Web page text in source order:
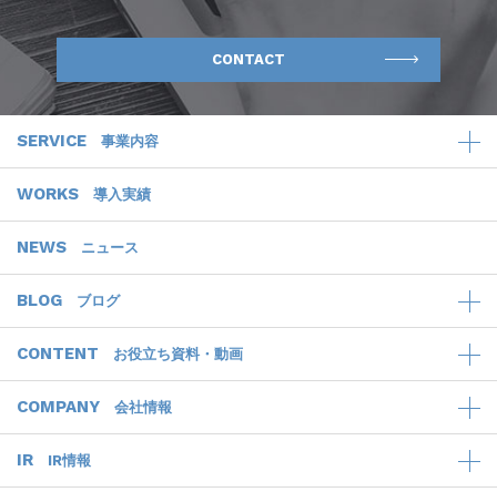
CONTACT
SERVICE 事業内容
WORKS 導入実績
NEWS ニュース
BLOG ブログ
CONTENT お役立ち資料・動画
COMPANY 会社情報
IR IR情報